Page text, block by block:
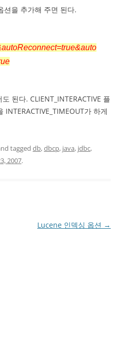
션을 추가해 주면 된다.
된다. CLIENT_INTERACTIVE 플
가 하게
tagged db,dbcp, java, jdbc,
2007.
Lucene 인덱싱 옵션 →